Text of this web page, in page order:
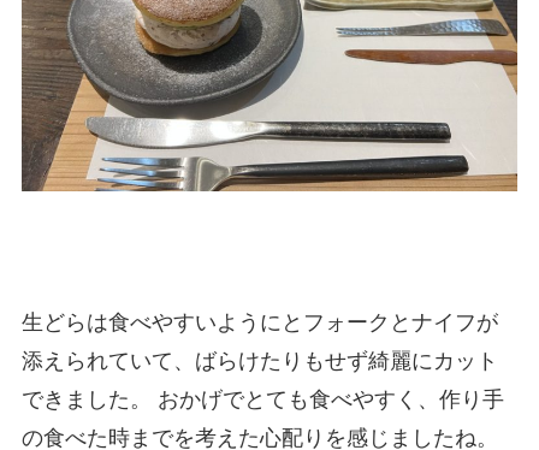
生どらは食べやすいようにとフォークとナイフが
添えられていて、ばらけたりもせず綺麗にカット
できました。 おかげでとても食べやすく、作り手
の食べた時までを考えた心配りを感じましたね。